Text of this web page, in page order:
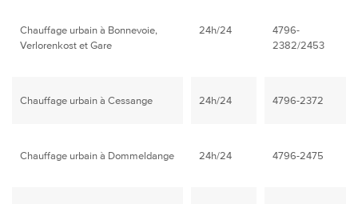
Chauffage urbain à Bonnevoie,
Verlorenkost et Gare
24h/24
4796-
2382/2453
Chauffage urbain à Cessange 24h/24 4796-2372
Chauffage urbain à Dommeldange 24h/24 4796-2475